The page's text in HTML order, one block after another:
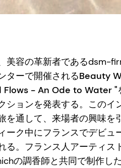
美容の革新者であるdsm-
ターで開催されるBeauty
- An Ode to Water "
ションを発表する。 このイ
を通して、来場者の興味
ーク中にフランスでデビ
る。フランス人アーティ
の調香師と共同で制作し